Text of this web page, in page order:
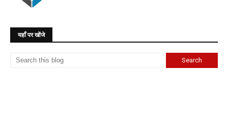
यहाँ पर खोंजे